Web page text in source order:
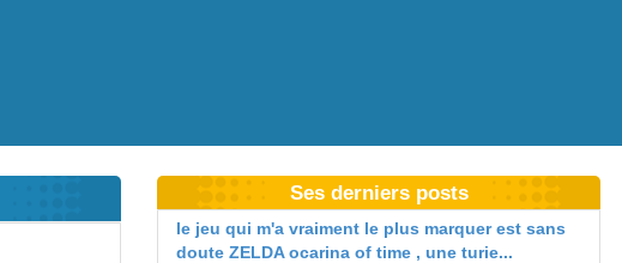
Ses derniers posts
le jeu qui m'a vraiment le plus marquer est sans
doute ZELDA ocarina of time , une turie...